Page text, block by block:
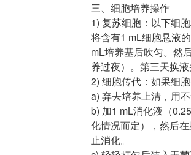
三、细胞培养操作
1) 复苏细胞：以下细
将含有1 mL细胞悬液
mL培养基后吹匀。然
养过夜）。第三天换液
2) 细胞传代：如果细
a) 弃去培养上清，
b) 加1 mL消化液（
化情况而定），然后
止消化。